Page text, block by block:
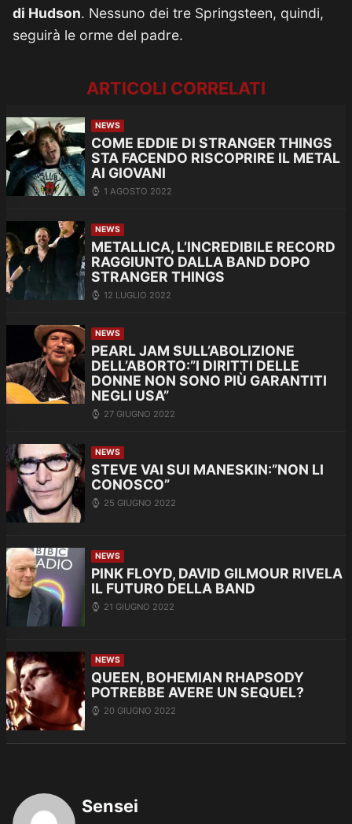
di Hudson. Nessuno dei tre Springsteen, quindi,
seguirà le orme del padre.
ARTICOLI CORRELATI
NEWS
COME EDDIE DI STRANGER THINGS
STA FACENDO RISCOPRIRE IL METAL
AI GIOVANI
1 AGOSTO 2022
NEWS
METALLICA, L’INCREDIBILE RECORD
RAGGIUNTO DALLA BAND DOPO
STRANGER THINGS
12 LUGLIO 2022
NEWS
PEARL JAM SULL’ABOLIZIONE
DELL’ABORTO:”I DIRITTI DELLE
DONNE NON SONO PIÙ GARANTITI
NEGLI USA”
27 GIUGNO 2022
NEWS
STEVE VAI SUI MANESKIN:”NON LI
CONOSCO”
25 GIUGNO 2022
NEWS
PINK FLOYD, DAVID GILMOUR RIVELA
IL FUTURO DELLA BAND
21 GIUGNO 2022
NEWS
QUEEN, BOHEMIAN RHAPSODY
POTREBBE AVERE UN SEQUEL?
20 GIUGNO 2022
Sensei